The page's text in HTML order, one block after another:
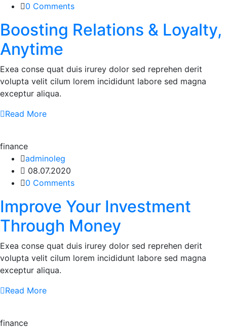
0 Comments
Boosting Relations & Loyalty,
Anytime
Exea conse quat duis irurey dolor sed reprehen derit
volupta velit cilum lorem incididunt labore sed magna
exceptur aliqua.
Read More
finance
adminoleg
08.07.2020
0 Comments
Improve Your Investment
Through Money
Exea conse quat duis irurey dolor sed reprehen derit
volupta velit cilum lorem incididunt labore sed magna
exceptur aliqua.
Read More
finance